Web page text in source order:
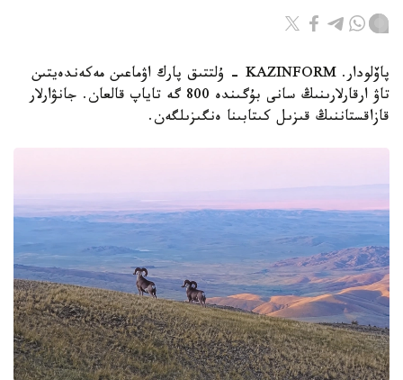
پاۆلودار. KAZINFORM - ۇلتتىق پارك اۋماعىن مەكەندەيتىن
تاۋ ارقارلارىنىڭ سانى بۇگىندە 800 گە تاياپ قالعان. جانۋارلار
قازاقستاننىڭ قىزىل كىتابىنا ەنگىزىلگەن.